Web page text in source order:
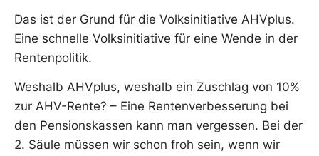
Das ist der Grund für die Volksinitiative AHVplus.
Eine schnelle Volksinitiative für eine Wende in der
Rentenpolitik.
Weshalb AHVplus, weshalb ein Zuschlag von 10%
zur AHV-Rente? – Eine Rentenverbesserung bei
den Pensionskassen kann man vergessen. Bei der
2. Säule müssen wir schon froh sein, wenn wir